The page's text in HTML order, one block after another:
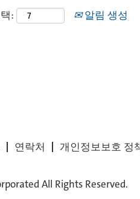
: 알림 생성
연락처 개인정보보호 정
All Rights Reserved.